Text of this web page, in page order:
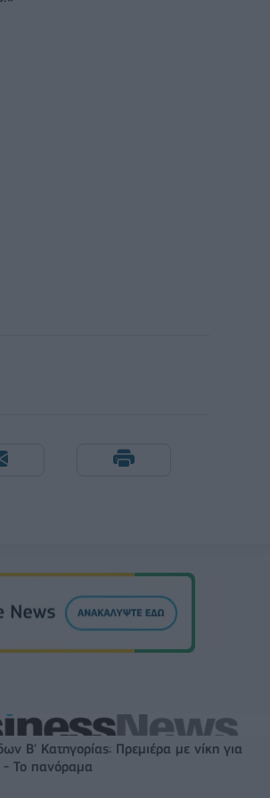
Β' Κατηγορίας: Πρεμιέρα με νίκη για
- Το πανόραμα